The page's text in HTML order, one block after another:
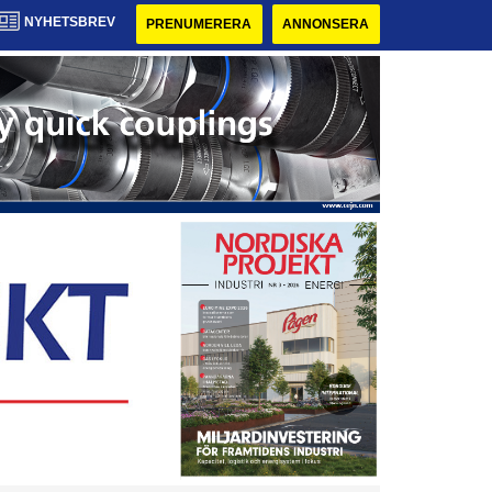
NYHETSBREV PRENUMERERA ANNONSERA